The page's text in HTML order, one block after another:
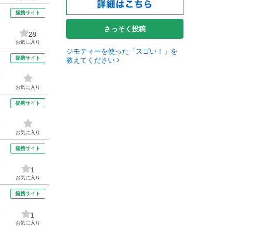
提携サイト
28
お気に入り
提携サイト
お気に入り
提携サイト
お気に入り
提携サイト
1
お気に入り
提携サイト
1
お気に入り
さっそく投稿
ジモティーを使った「スゴい！」を
教えてください